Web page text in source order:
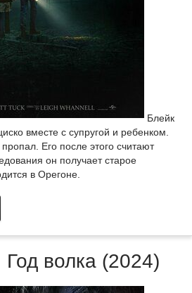
Блейк
вместе с супругой и ребенком.
Его после этого считают
он получает старое
в Орегоне.
волка (2024)